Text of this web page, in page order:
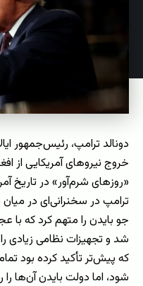
دونالد ترامپ، رئیس‌جمهور
خروج نیروهای آمریکایی از
«روزهای شرم‌آور» در تاریخ
ترامپ در سخنرانی‌ای در
جو بایدن را متهم کرد که با
شد و تجهیزات نظامی زیادی
که پیش‌تر تأکید کرده بود
شود، اما دولت بایدن آن‌ها را